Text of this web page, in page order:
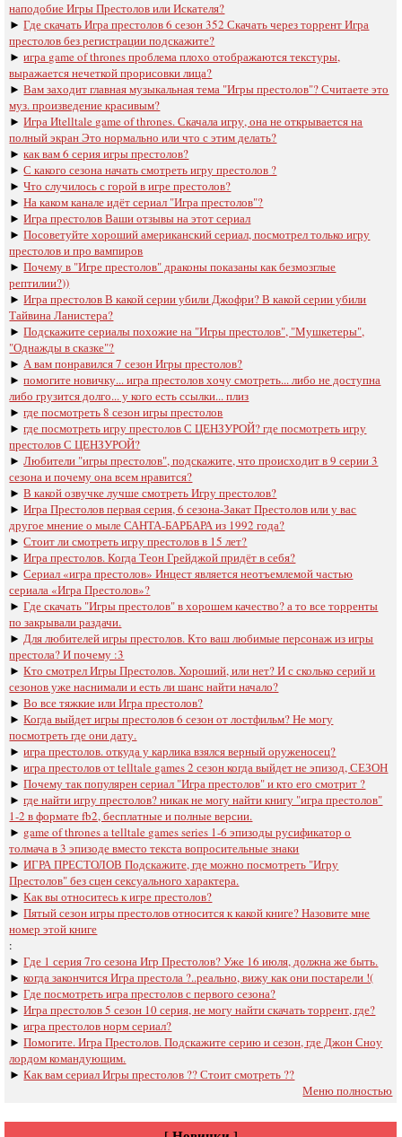
наподобие Игры Престолов или Искателя?
►Где скачать Игра престолов 6 сезон 352 Скачать через торрент Игра
престолов без регистрации подскажите?
►игра game of thrones проблема плохо отображаются текстуры,
выражается нечеткой прорисовки лица?
►Вам заходит главная музыкальная тема "Игры престолов"? Считаете это
муз. произведение красивым?
►Игра Иtelltale game of thrones. Скачала игру, она не открывается на
полный экран Это нормально или что с этим делать?
►как вам 6 серия игры престолов?
►С какого сезона начать смотреть игру престолов ?
►Что случилось с горой в игре престолов?
►На каком канале идёт сериал "Игра престолов"?
►Игра престолов Ваши отзывы на этот сериал
►Посоветуйте хороший американский сериал, посмотрел только игру
престолов и про вампиров
►Почему в "Игре престолов" драконы показаны как безмозглые
рептилии?))
►Игра престолов В какой серии убили Джофри? В какой серии убили
Тайвина Ланистера?
►Подскажите сериалы похожие на "Игры престолов", "Мушкетеры",
"Однажды в сказке"?
► А вам понравился 7 сезон Игры престолов?
►помогите новичку... игра престолов хочу смотреть... либо не доступна
либо грузится долго... у кого есть ссылки... плиз
►где посмотреть 8 сезон игры престолов
►где посмотреть игру престолов С ЦЕНЗУРОЙ? где посмотреть игру
престолов С ЦЕНЗУРОЙ?
►Любители "игры престолов", подскажите, что происходит в 9 серии 3
сезона и почему она всем нравится?
►В какой озвучке лучше смотреть Игру престолов?
►Игра Престолов первая серия, 6 сезона-Закат Престолов или у вас
другое мнение о мыле САНТА-БАРБАРА из 1992 года?
►Стоит ли смотреть игру престолов в 15 лет?
►Игра престолов. Когда Теон Грейджой придёт в себя?
►Сериал «игра престолов» Инцест является неотъемлемой частью
сериала «Игра Престолов»?
►Где скачать "Игры престолов" в хорошем качество? а то все торренты
по закрывали раздачи.
► Для любителей игры престолов. Кто ваш любимые персонаж из игры
престола? И почему :3
►Кто смотрел Игры Престолов. Хороший, или нет? И с сколько серий и
сезонов уже наснимали и есть ли шанс найти начало?
►Во все тяжкие или Игра престолов?
►Когда выйдет игры престолов 6 сезон от лостфильм? Не могу
посмотреть где они дату.
►игра престолов. откуда у карлика взялся верный оруженосец?
►игра престолов oт telltale games 2 сезон когда выйдет не эпизод, СЕЗОН
►Почему так популярен сериал "Игра престолов" и кто его смотрит ?
►где найти игру престолов? никак не могу найти книгу "игра престолов"
1-2 в формате fb2, бесплатные и полные версии.
► game of thrones a telltale games series 1-6 эпизоды русификатор о
толмача в 3 эпизоде вместо текста вопросительные знаки
►ИГРА ПРЕСТОЛОВ Подскажите, где можно посмотреть "Игру
Престолов" без сцен сексуального характера.
►Как вы относитесь к игре престолов?
►Пятый сезон игры престолов относится к какой книге? Назовите мне
номер этой книге
:
►Где 1 серия 7го сезона Игр Престолов? Уже 16 июля, должна же быть.
►когда закончится Игра престола ?..реально, вижу как они постарели !(
►Где посмотреть игра престолов с первого сезона?
►Игра престолов 5 сезон 10 серия, не могу найти скачать торрент, где?
►игра престолов норм сериал?
►Помогите. Игра Престолов. Подскажите серию и сезон, где Джон Сноу
лордом командующим.
►Как вам сериал Игры престолов ?? Стоит смотреть ??
Меню полностью